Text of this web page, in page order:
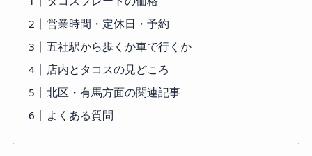
営業時間・定休日・予約
五社駅から歩くか車で行くか
店内とタコスの見どころ
北区・有馬方面の関連記事
よくある質問